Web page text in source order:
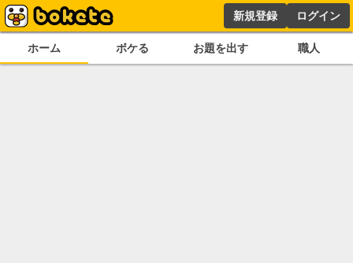
新規登録 ログイン
ホーム ボケる お題を出す 職人